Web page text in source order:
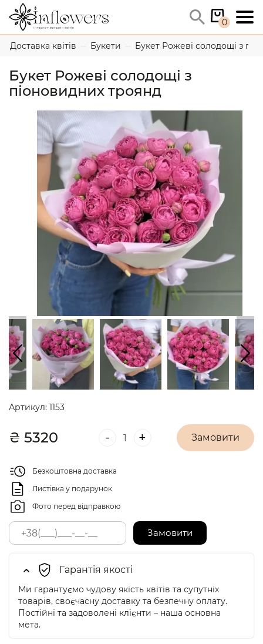
0
Доставка квітів Букети Букет Рожеві солодощі з
Букет Рожеві солодощі з
піоновидних троянд
Артикул: 1153
₴ 5320 - + Замовити
Безкоштовна доставка
Листівка у подарунок
Фото перед відправкою
Замовити
Гарантія якості
Ми гарантуємо чудову якість квітів та супутніх
товарів, своєчасну доставку та безпечну оплату.
Постійні та задоволені клієнти – наша основна
мета.